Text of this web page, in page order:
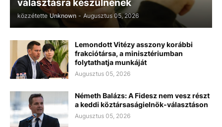
választásra készülnének
közzétette Unknown - Augusztus 05, 2026
Lemondott Vitézy asszony korábbi
frakciótársa, a minisztériumban
folytathatja munkáját
Augusztus 05, 2026
Németh Balázs: A Fidesz nem vesz részt
a keddi köztársaságielnök-választáson
Augusztus 05, 2026